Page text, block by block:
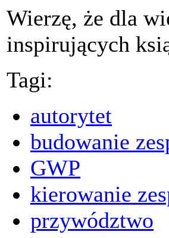
Wierzę, że dla
inspirujących
Tagi:
autorytet
budowanie
GWP
kierowanie
przywództwo